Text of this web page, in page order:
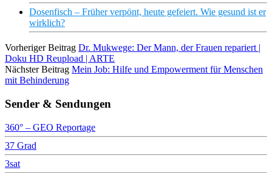
Dosenfisch – Früher verpönt, heute gefeiert. Wie gesund ist er
wirklich?
Vorheriger Beitrag Dr. Mukwege: Der Mann, der Frauen repariert |
Doku HD Reupload | ARTE
Nächster Beitrag Mein Job: Hilfe und Empowerment für Menschen
mit Behinderung
Sender & Sendungen
360° – GEO Reportage
37 Grad
3sat